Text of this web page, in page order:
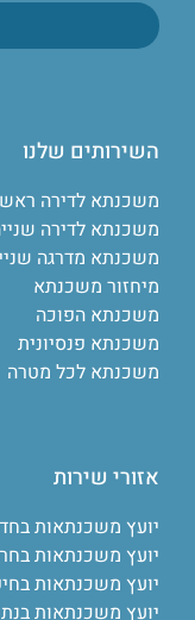
השירותים שלנו
משכנתא לדירה
משכנתא לדירה
משכנתא מדרגה
מיחזור משכנתא
משכנתא הפוכה
משכנתא פנסיונית
משכנתא לכל מטרה
אזורי שירות
יועץ משכנתאות
יועץ משכנתאות
יועץ משכנתאות
יועץ משכנתאות